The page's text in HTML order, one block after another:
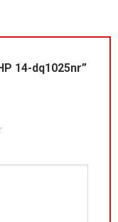
14-dq1025nr”